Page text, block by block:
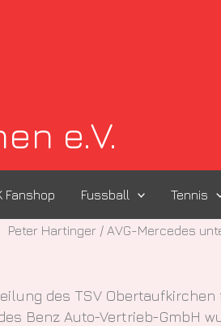
e.V.
Fanshop Fussball Tennis
Peter Hartinger / AVG-Mercedes
des TSV
Benz Auto-Vertrieb-